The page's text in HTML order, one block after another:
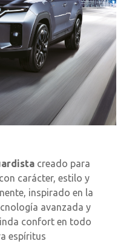
creado para
carácter, estilo y
inspirado en la
avanzada y
confort en todo
espíritus